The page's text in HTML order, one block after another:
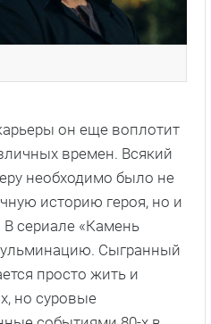
он еще воплотит
времен. Всякий
необходимо было не
историю героя, но и
В сериале «Камень
Сыгранный
просто жить и
но суровые